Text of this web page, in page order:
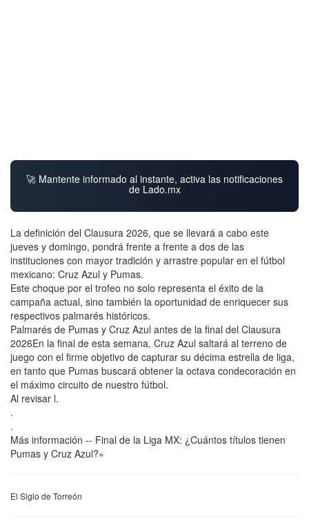
🚀 Mantente informado al instante, activa las notificaciones
de Lado.mx
La definición del Clausura 2026, que se llevará a cabo este
jueves y domingo, pondrá frente a frente a dos de las
instituciones con mayor tradición y arrastre popular en el fútbol
mexicano: Cruz Azul y Pumas.
Este choque por el trofeo no solo representa el éxito de la
campaña actual, sino también la oportunidad de enriquecer sus
respectivos palmarés históricos.
Palmarés de Pumas y Cruz Azul antes de la final del Clausura
2026En la final de esta semana, Cruz Azul saltará al terreno de
juego con el firme objetivo de capturar su décima estrella de liga,
en tanto que Pumas buscará obtener la octava condecoración en
el máximo circuito de nuestro fútbol.
Al revisar l.
.
.
Más información -- Final de la Liga MX: ¿Cuántos títulos tienen
Pumas y Cruz Azul?»
El Siglo de Torreón